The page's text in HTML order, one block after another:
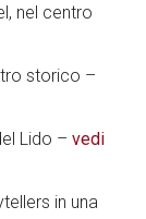
nel centro
storico –
Lido –vedi
in una